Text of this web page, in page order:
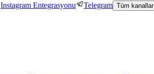
Instagram Entegrasyonu Telegram Tüm kanallar